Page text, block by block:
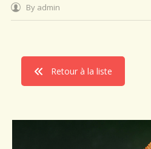
Conseils de plantation
By admin
Retour à la liste